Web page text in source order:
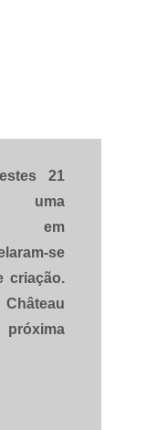
21
uma
em
se
criação.
Château